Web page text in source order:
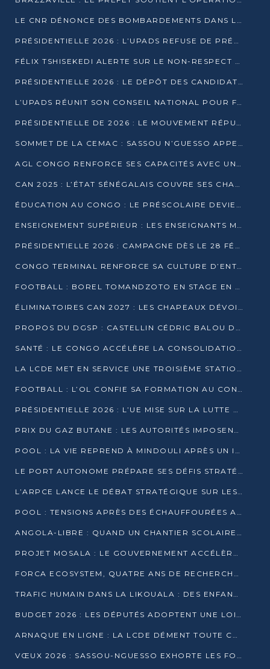
LE CNR DÉNONCE DES BOMBARDEMENTS DANS LE POOL ET ACCUSE LE GOUVERNEMENT
PRÉSIDENTIELLE 2026 : L’UPADS REFUSE DE PRÉSENTER UN CANDIDAT ET DÉNONCE UN PROCESSUS NON CRÉDIBLE
FÉLIX TSHISEKEDI ALERTE SUR LE NON-RESPECT DES ENGAGEMENTS DE PAIX APRÈS SA RENCONTRE AVEC D. SASSOU-NGUESSO
PRÉSIDENTIELLE 2026 : LE DÉPÔT DES CANDIDATURES OUVERT DU 29 JANVIER AU 12 FÉVRIER
L’UPADS RÉUNIT SON CONSEIL NATIONAL POUR FIXER SA LIGNE POLITIQUE À DEUX MOIS DE LA PRÉSIDENTIELLE
PRÉSIDENTIELLE DE 2026 : LE MOUVEMENT RÉPUBLICAIN DÉNONCE UNE CONVOCATION ÉLECTORALE « OPAQUE ET PRÉCIPITÉE »
SOMMET DE LA CEMAC : SASSOU N’GUESSO APPELLE À LA VIGILANCE FACE AUX RISQUES ÉCONOMIQUES
AGL CONGO RENFORCE SES CAPACITÉS AVEC UNE GRUE DE 250 TONNES
CAN 2025 : L’ÉTAT SÉNÉGALAIS COUVRE SES CHAMPIONS D’AFRIQUE DE RÉCOMPENSES EXCEPTIONNELLES
ÉDUCATION AU CONGO : LE PRÉSCOLAIRE DEVIENT OBLIGATOIRE, LE BTS CONSACRÉ DIPLÔME D’ÉTAT
ENSEIGNEMENT SUPÉRIEUR : LES ENSEIGNANTS MAINTIENNENT LA GRÈVE ET EXIGENT UN ACCORD ÉCRIT AVEC L’ÉTAT
PRÉSIDENTIELLE 2026 : CAMPAGNE DÈS LE 28 FÉVRIER, SCRUTIN LES 12 ET 15 MARS
CONGO TERMINAL RENFORCE SA CULTURE D’ENTREPRISE AVEC LE PROGRAMME « WIN TOGETHER »
FOOTBALL : BOREL TOMANDZOTO EN STAGE EN ESPAGNE AVEC POLISSYA FC
ÉLIMINATOIRES CAN 2027 : LES CHAPEAUX DÉVOILÉS, LE CONGO FIXÉ SUR SON SORT
PROPOS DU DGSP : CASTELLIN CÉDRIC BALOU DÉNONCE DES PROPOS INTIMIDANTS
SANTÉ : LE CONGO ACCÉLÈRE LA CONSOLIDATION DE L’OFFRE DE SOINS
LA LCDE MET EN SERVICE UNE TROISIÈME STATION D’EAU POTABLE À MFILOU
FOOTBALL : L’OL CONFIE SA FORMATION AU CONGOLAIS CHRISTIAN BASSILA
PRÉSIDENTIELLE 2026 : L’UE MISE SUR LA LUTTE CONTRE LA DÉSINFORMATION
PRIX DU GAZ BUTANE : LES AUTORITÉS IMPOSENT LE RESPECT DES PRIX RÉGLEMENTÉS
POOL : LA VIE REPREND À MINDOULI APRÈS UN INCIDENT ARMÉ SUR LA RN1
LE PORT AUTONOME PRÉPARE SES DÉFIS STRATÉGIQUES DE 2026
L’ARPCE LANCE LE DÉBAT STRATÉGIQUE SUR LES DONNÉES, L’IA ET LA FINANCE NUMÉRIQUE AU CONGO
POOL : TENSIONS APRÈS DES ÉCHAUFFOURÉES ARMÉES ENTRE DGSP ET EX-MILICIENS NINJA
ANGOLA-LIBRE : QUAND UN CHANTIER SCOLAIRE DEVIENT LE MIROIR D’UN CONGO EN MOUVEMENT
PROJET MOSALA : LE GOUVERNEMENT ACCÉLÈRE L’INSERTION DES JEUNES EN 2026
FORCA ECOSYSTEM, QUATRE ANS DE RECHERCHE DE TERRAIN AVANT UN LANCEMENT OFFICIEL EN 2026
TRAFIC HUMAIN DANS LA LIKOUALA : DES ENFANTS AUTOCHTONES RÉDUITS AU TRAVAIL FORCÉ
BUDGET 2026 : LES DÉPUTÉS ADOPTENT UNE LOI DES FINANCES DE PLUS DE 2500 MILLIARDS FCFA
ARNAQUE EN LIGNE : LA LCDE DÉMENT TOUTE CAMPAGNE DE RECRUTEMENT
VŒUX 2026 : SASSOU-NGUESSO EXHORTE LES FORCES VIVES À RENFORCER L’UNITÉ